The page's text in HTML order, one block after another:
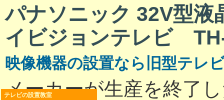
パナソニック 32V型液
イビジョンテレビ
映像機器の設置なら旧型テレ
メーカーが生産を終了
テレビの設置教室